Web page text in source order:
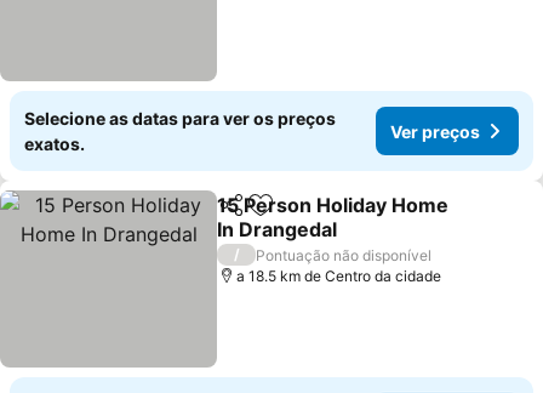
Selecione as datas para ver os preços
exatos.
Ver preços
PartilharAdicionar aos favoritos
15 Person Holiday Home
In Drangedal
Ver preços
/
Pontuação não disponível
a 18.5 km de Centro da cidade